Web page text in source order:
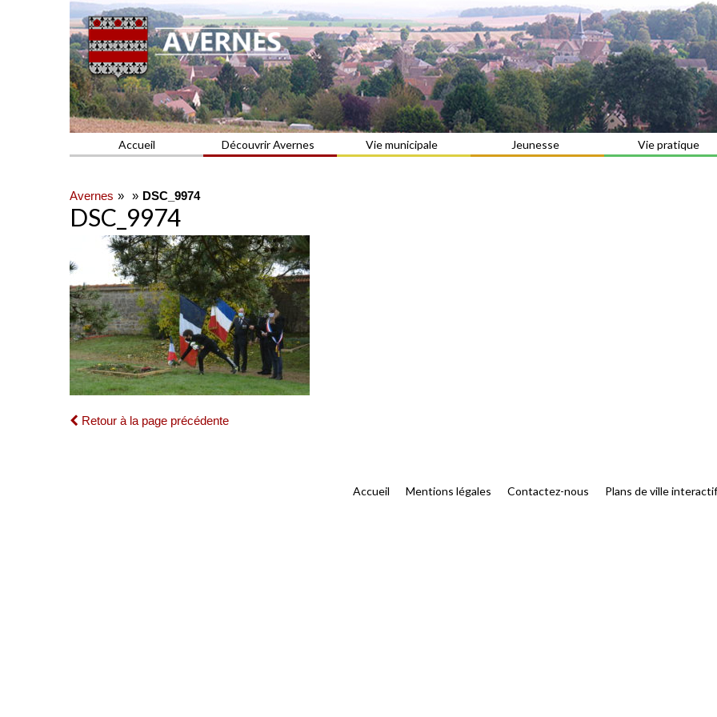
AVERNES
Commune du Val d'Oise
Accueil Découvrir Avernes Vie municipale Jeunesse Vie pratique
Avernes DSC_9974
DSC_9974
Retour à la page précédente
Accueil Mentions légales Contactez-nous Plans de ville